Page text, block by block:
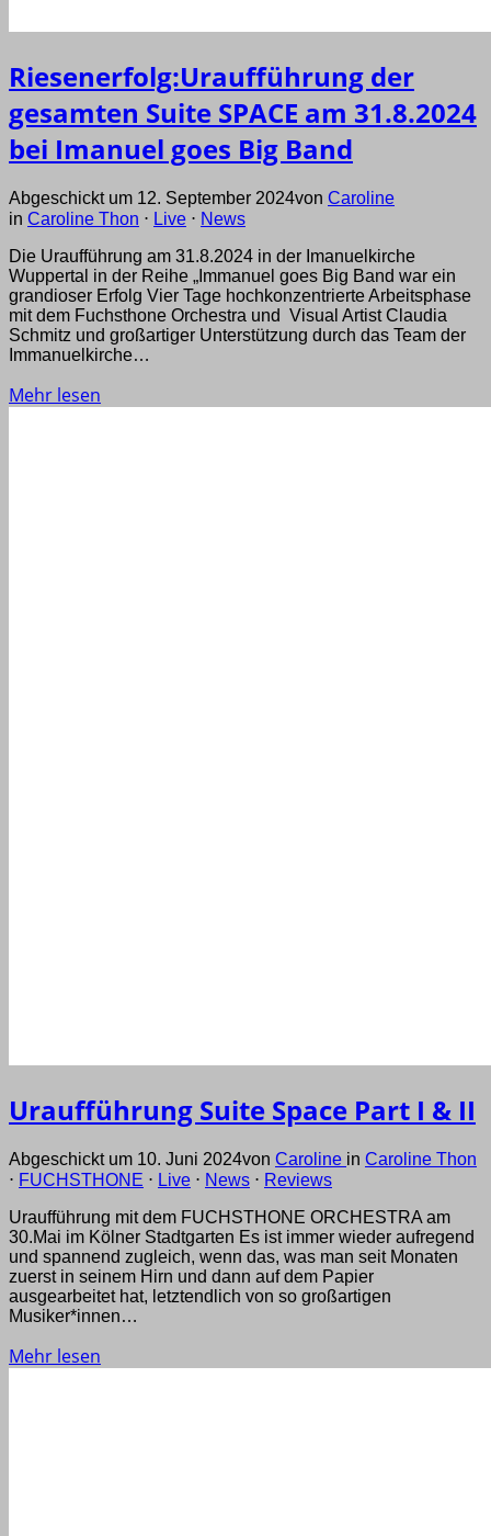
Riesenerfolg:Uraufführung der
gesamten Suite SPACE am 31.8.2024
bei Imanuel goes Big Band
Abgeschickt um 12. September 2024von Caroline
in Caroline Thon ⋅ Live ⋅ News
Die Uraufführung am 31.8.2024 in der Imanuelkirche
Wuppertal in der Reihe „Immanuel goes Big Band war ein
grandioser Erfolg Vier Tage hochkonzentrierte Arbeitsphase
mit dem Fuchsthone Orchestra und Visual Artist Claudia
Schmitz und großartiger Unterstützung durch das Team der
Immanuelkirche…
Mehr lesen
Uraufführung Suite Space Part I & II
Abgeschickt um 10. Juni 2024von Caroline in Caroline Thon
⋅ FUCHSTHONE ⋅ Live ⋅ News ⋅ Reviews
Uraufführung mit dem FUCHSTHONE ORCHESTRA am
30.Mai im Kölner Stadtgarten Es ist immer wieder aufregend
und spannend zugleich, wenn das, was man seit Monaten
zuerst in seinem Hirn und dann auf dem Papier
ausgearbeitet hat, letztendlich von so großartigen
Musiker*innen…
Mehr lesen